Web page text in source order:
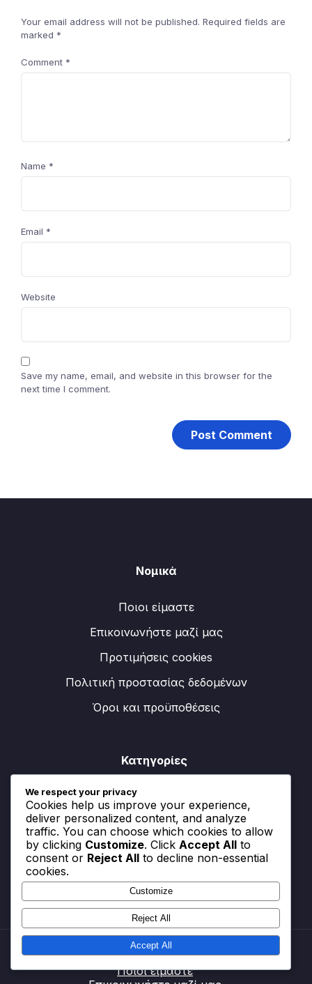
Your email address will not be published. Required fields are
marked *
Comment *
Name *
Email *
Website
Save my name, email, and website in this browser for the
next time I comment.
Νομικά
Ποιοι είμαστε
Επικοινωνήστε μαζί μας
Προτιμήσεις cookies
Πολιτική προστασίας δεδομένων
Όροι και προϋποθέσεις
Κατηγορίες
Διαδικασία Εξαργύρωσης V-Bucks
Μέγιστη Αξιοποίηση Battle Pass και Εκδηλώσεων
Στρατηγικές Εξαργύρωσης Κωδικών
Επιβράβευσης
Ποιοι είμαστε
We respect your privacy
Cookies help us improve your experience,
deliver personalized content, and analyze
traffic. You can choose which cookies to allow
by clicking Customize. Click Accept All to
consent or Reject All to decline non-essential
cookies.
Customize
Reject All
Accept All